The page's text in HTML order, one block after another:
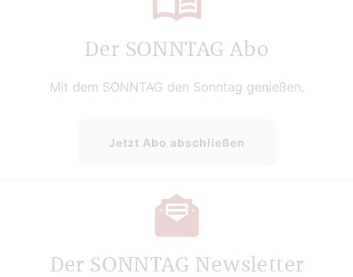
Der SONNTAG Abo
Mit dem SONNTAG den Sonntag genießen.
Jetzt Abo abschließen
Der SONNTAG Newsletter